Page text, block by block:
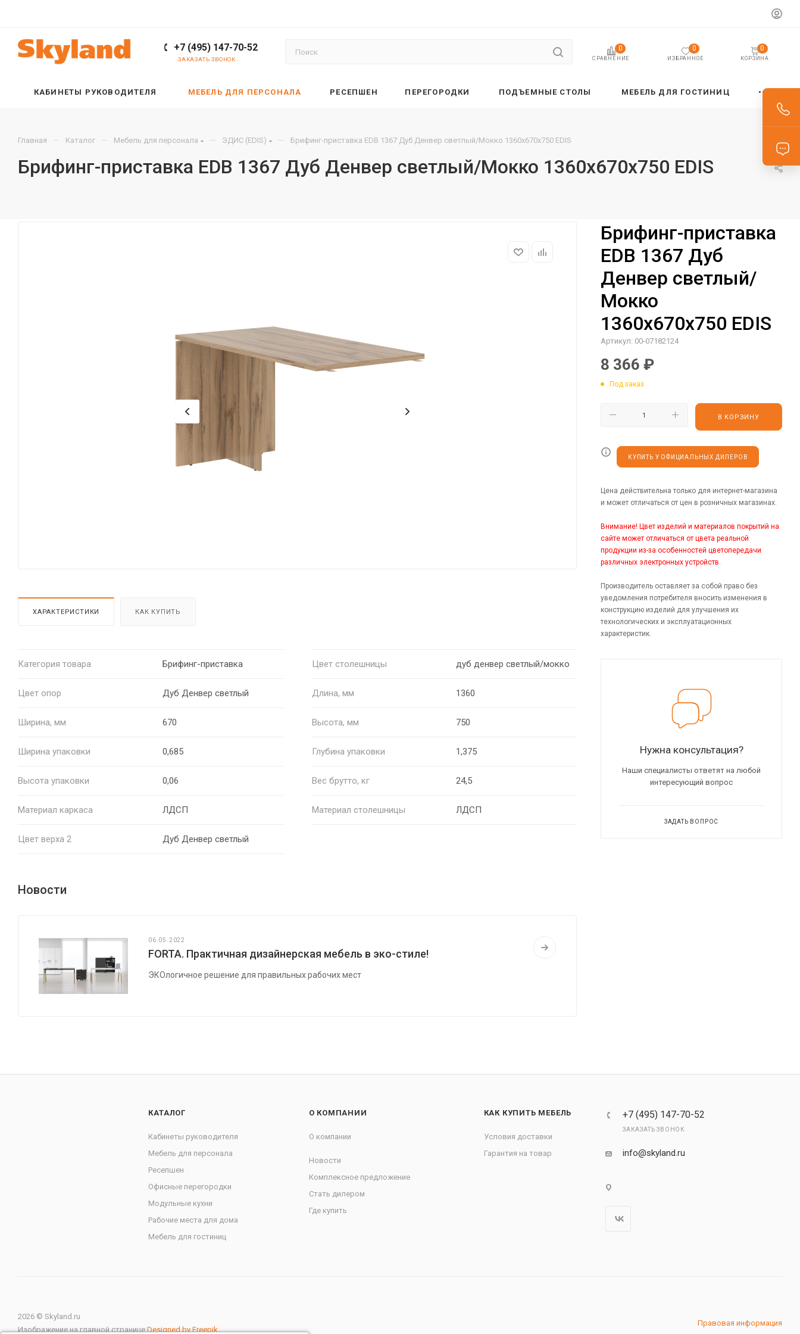
+7 (495) 147-70-52
ЗАКАЗАТЬ ЗВОНОК СРАВНЕНИЕ
0
ИЗБРАННОЕ
0
КОРЗИНА
0
КАБИНЕТЫ РУКОВОДИТЕЛЯ МЕБЕЛЬ ДЛЯ ПЕРСОНАЛА РЕСЕПШЕН ПЕРЕГОРОДКИ ПОДЪЕМНЫЕ СТОЛЫ МЕБЕЛЬ ДЛЯ ГОСТИНИЦ
Главная — Каталог — Мебель для персонала — ЭДИС (EDIS) — Брифинг-приставка EDB 1367 Дуб Денвер светлый/Мокко 1360х670х750 EDIS
Брифинг-приставка EDB 1367 Дуб Денвер светлый/Мокко 1360х670х750 EDIS
ХАРАКТЕРИСТИКИ КАК КУПИТЬ
Категория товара Брифинг-приставка Цвет столешницы дуб денвер светлый/мокко
Цвет опор Дуб Денвер светлый Длина, мм 1360
Ширина, мм 670 Высота, мм 750
Ширина упаковки 0,685 Глубина упаковки 1,375
Высота упаковки 0,06 Вес брутто, кг 24,5
Материал каркаса ЛДСП Материал столешницы ЛДСП
Цвет верха 2 Дуб Денвер светлый
Новости
06.05.2022
FORTA. Практичная дизайнерская мебель в эко-стиле!
ЭКОлогичное решение для правильных рабочих мест
Брифинг-приставка
EDB 1367 Дуб
Денвер светлый/
Мокко
1360х670х750 EDIS
Артикул: 00-07182124
8 366 ₽
Под заказ
В КОРЗИНУ
КУПИТЬ У ОФИЦИАЛЬНЫХ ДИЛЕРОВ
Цена действительна только для интернет-магазина
и может отличаться от цен в розничных магазинах.
Внимание! Цвет изделий и материалов покрытий на
сайте может отличаться от цвета реальной
продукции из-за особенностей цветопередачи
различных электронных устройств.
Производитель оставляет за собой право без
уведомления потребителя вносить изменения в
конструкцию изделий для улучшения их
технологических и эксплуатационных
характеристик.
Нужна консультация?
Наши специалисты ответят на любой
интересующий вопрос
ЗАДАТЬ ВОПРОС
КАТАЛОГ
Кабинеты руководителя
Мебель для персонала
Ресепшен
Офисные перегородки
Модульные кухни
Рабочие места для дома
Мебель для гостиниц
О КОМПАНИИ
О компании
Новости
Комплексное предложение
Стать дилером
Где купить
КАК КУПИТЬ МЕБЕЛЬ
Условия доставки
Гарантия на товар
+7 (495) 147-70-52
ЗАКАЗАТЬ ЗВОНОК
info@skyland.ru
2026 © Skyland.ru
Изображение на главной страницеDesigned by Freepik
Правовая информация